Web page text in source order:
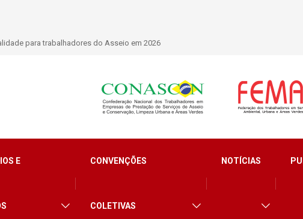
para trabalhadores do Asseio em 2026
E CONVENÇÕES
COLETIVAS
NOTÍCIAS